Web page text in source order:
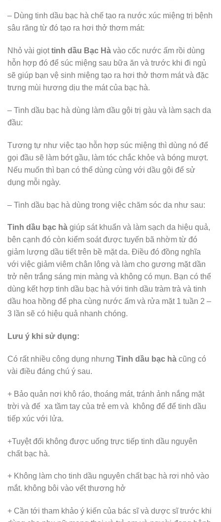
– Dùng tinh dầu bạc hà chế tạo ra nước xúc miệng trị bệnh
sâu răng từ đó tạo ra hơi thở thơm mát:
Nhỏ vài giọttinh dầu Bạc Hà vào cốc nước ấm rồi dùng
hỗn hợp đó để súc miệng sau bữa ăn và trước khi đi ngủ
sẽ giúp bạn vệ sinh miệng tạo ra hơi thở thơm mát và đặc
trưng mùi hương dịu the mát của bạc hà.
– Tinh dầu bạc hà dùng làm dầu gội trị gàu và làm sạch da
đầu:
Tương tự như việc tạo hỗn hợp súc miệng thì dùng nó để
gọi đầu sẽ làm bớt gầu, làm tóc chắc khỏe và bóng mượt.
Nếu muốn thì bạn có thể dùng cùng với dầu gội để sử
dụng mỗi ngày.
– Tinh dầu bạc hà dùng trong việc chăm sóc da như sau:
Tinh dầu bạc hà giúp sát khuẩn và làm sạch da hiệu quả,
bên cạnh đó còn kiểm soát được tuyến bã nhờm từ đó
giảm lượng dầu tiết trên bề mặt da. Điều đó đồng nghĩa
với việc giảm viêm chân lông và làm cho gương mặt dần
trở nên trắng sáng mịn màng và không có mụn. Bạn có thể
dùng kết hợp tinh dầu bạc hà với tinh dầu tràm trà và tinh
dầu hoa hồng để pha cùng nước ấm và rửa mặt 1 tuần 2 –
3 lần sẽ có hiệu quả nhanh chóng.
Lưu ý khi sử dụng:
Có rất nhiều công dụng nhưng Tinh dầu bạc hà cũng có
vài điều đáng chú ý sau.
+ Bảo quản nơi khô ráo, thoáng mát, tránh ảnh nắng mặt
trời và để xa tầm tay của trẻ em và không để để tinh dầu
tiếp xúc với lửa.
+Tuyệt đối không được uống trực tiếp tinh dầu nguyên
chất bạc hà.
+ Không làm cho tinh dầu nguyên chất bạc hà rơi nhỏ vào
mắt. không bôi vào vết thương hở
+ Cần tới tham khảo ý kiến của bác sĩ và dược sĩ trước khi